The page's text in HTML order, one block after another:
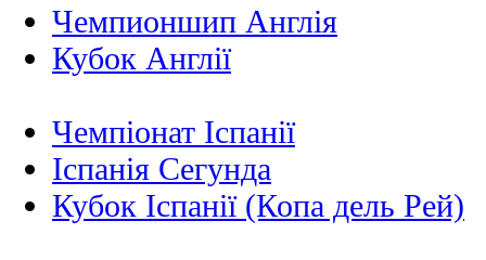
Чемпионшип Англія
Кубок Англії
Чемпіонат Іспанії
Іспанія Сегунда
Кубок Іспанії (Копа дель Рей)